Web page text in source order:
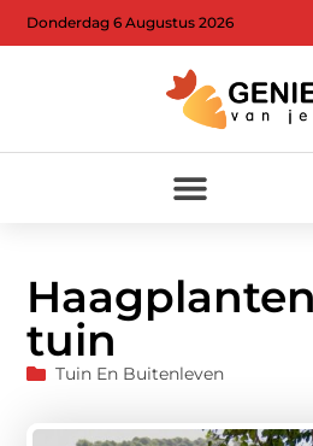
Donderdag 6 Augustus 2026
tuin
Tuin En Buitenleven